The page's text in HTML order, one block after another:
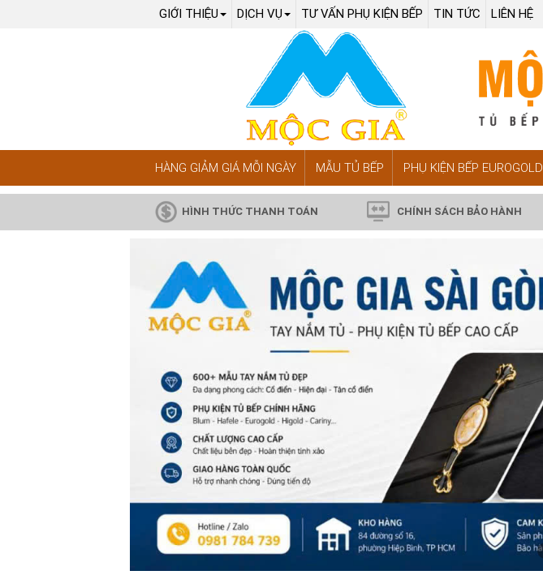
GIỚI THIỆU DỊCH VỤ TƯ VẤN PHỤ KIỆN BẾP TIN TỨC LIÊN HỆ
HÀNG GIẢM GIÁ MỖI NGÀY MẪU TỦ BẾP PHỤ KIỆN BẾP EUROGOLD
HÌNH THỨC THANH TOÁN CHÍNH SÁCH BẢO HÀNH